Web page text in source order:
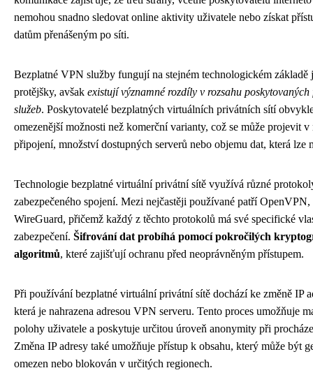
nemohou snadno sledovat online aktivity uživatele nebo získat
datům přenášeným po síti.
Bezplatné VPN služby fungují na stejném technologickém základě
protějšky, avšak existují významné rozdíly v rozsahu
služeb. Poskytovatelé bezplatných virtuálních privátních sítí
omezenější možnosti než komerční varianty, což se může projevit
připojení, množství dostupných serverů nebo objemu dat, která lze
Technologie bezplatné virtuální privátní sítě využívá různé
zabezpečeného spojení. Mezi nejčastěji používané patří
WireGuard, přičemž každý z těchto protokolů má své specifické
zabezpečení. Šifrování dat probíhá pomocí pokročilých
algoritmů, které zajišťují ochranu před neoprávněným přístupem.
Při používání bezplatné virtuální privátní sítě dochází ke změně IP
která je nahrazena adresou VPN serveru. Tento proces umožňuje
polohy uživatele a poskytuje určitou úroveň anonymity při
Změna IP adresy také umožňuje přístup k obsahu, který může být
omezen nebo blokován v určitých regionech.